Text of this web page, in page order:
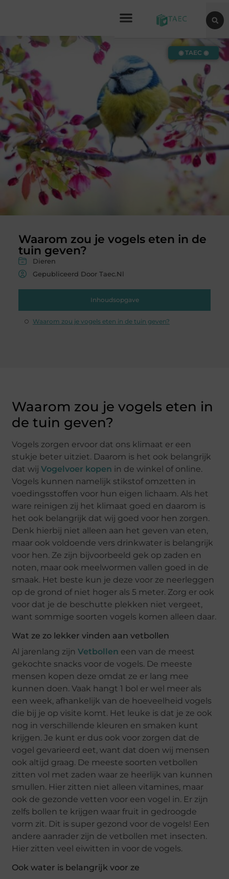
Waarom zou je vogels eten in de
tuin geven?
Dieren
Gepubliceerd Door Taec.nl
Inhoudsopgave
Waarom zou je vogels eten in de tuin geven?
◉ TAEC ◉
Waarom zou je vogels eten in
de tuin geven?
Vogels zorgen ervoor dat ons klimaat er een
stukje beter uitziet. Daarom is het ook belangrijk
dat wijVogelvoer kopen in de winkel of online.
Vogels kunnen namelijk stikstof omzetten in
voedingsstoffen voor hun eigen lichaam. Als het
ware reinigen zij het klimaat goed en daarom is
het ook belangrijk dat wij goed voor hen zorgen.
Denk hierbij niet alleen aan het geven van eten,
maar ook voldoende vers drinkwater is belangrijk
voor hen. Ze zijn bijvoorbeeld gek op zaden en
noten, maar ook meelwormen vallen goed in de
smaak. Het beste kun je deze voor ze neerleggen
op de grond of niet hoger als 5 meter. Zorg er ook
voor dat je de beschutte plekken niet vergeet,
want sommige soorten vogels komen alleen daar.
Wat ze zo lekker vinden aan vetbollen
Al jarenlang zijnVetbollen een van de meest
gekochte snacks voor de vogels. De meeste
mensen kopen deze omdat ze er lang mee
kunnen doen. Vaak hangt 1 bol er wel meer als
een week, afhankelijk van de hoeveelheid vogels
die bij je op visite komt. Het leuke is dat je ze ook
nog in verschillende kleuren en smaken kunt
krijgen. Je kunt er dus ook voor zorgen dat de
vogel gevarieerd eet, want dat doen wij mensen
ook altijd graag. De meeste soorten vetbollen
zitten vol met zaden waar ze heerlijk van kunnen
smullen. Hier zitten niet alleen vitamines, maar
ook de gezonde vetten voor een vogel in. Er zijn
zelfs bollen te krijgen waar fruit in gedroogde
vorm zit. Dit is super gezond voor de vogels! Een
andere aanrader zijn de vetbollen met insecten.
Hier zitten veel eiwitten in voor de vogels.
Ook water is belangrijk voor ze